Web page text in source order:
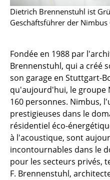
Lampes de bureau
Lampes de sol
Appliques murales
Luminaires d’extérieur
Lampes sans fil
... voir tous les
Lits doubles
Dietrich Brennenstuhl ist
Geschäftsführer der Nimbus
Fondée en 1988 par
Brennenstuhl, qui a créé
son garage en Stuttgart-
qu'aujourd'hui, le groupe
160 personnes. Nimbus,
prestigieuses dans le
résidentiel éco-
à l'acoustique, sont
incontournables dans le
pour les secteurs privés,
F. Brennenstuhl,